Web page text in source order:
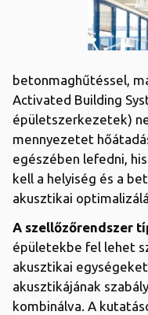
betonmaghűtéssel,
Activated Building
épületszerkezetek)
mennyezetet
egészében lefedni,
kell a helyiség és a
akusztikai
A szellőzőrendszer
épületekbe fel lehet
akusztikai
akusztikájának
kombinálva. A